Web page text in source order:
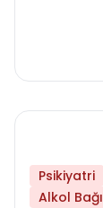
Psikiyatri
Alkol